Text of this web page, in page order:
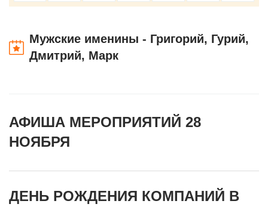
Мужские именины - Григорий, Гурий,
Дмитрий, Марк
АФИША МЕРОПРИЯТИЙ 28
НОЯБРЯ
ДЕНЬ РОЖДЕНИЯ КОМПАНИЙ В